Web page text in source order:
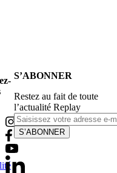
S’ABONNER
Restez au fait de toute
l’actualité Replay
S’ABONNER